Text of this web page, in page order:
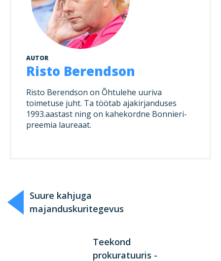
AUTOR
Risto Berendson
Risto Berendson on Õhtulehe uuriva
toimetuse juht. Ta töötab ajakirjanduses
1993.aastast ning on kahekordne Bonnieri-
preemia laureaat.
Suure kahjuga
majanduskuritegevus
Teekond
prokuratuuris -